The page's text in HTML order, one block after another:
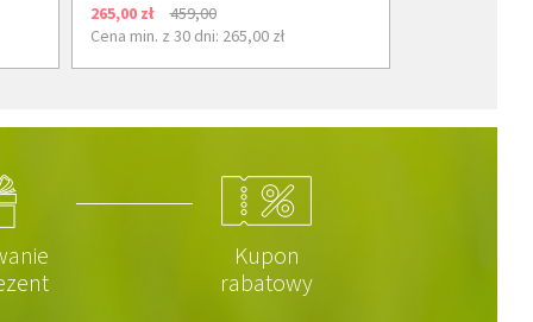
265,00 zł
459,00
Cena min. z 30 dni: 265,00 zł
Kupon
rabatowy